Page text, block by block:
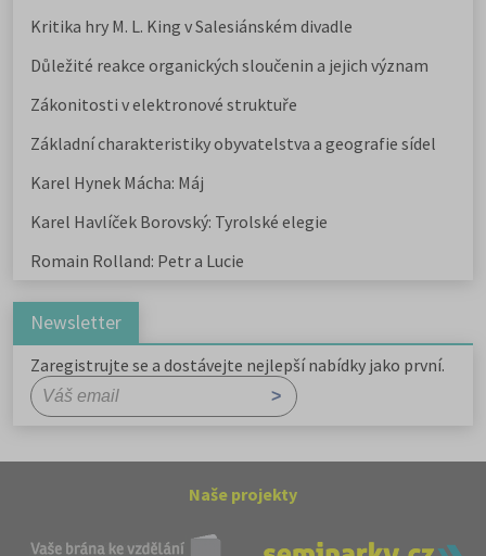
Kritika hry M. L. King v Salesiánském divadle
Důležité reakce organických sloučenin a jejich význam
Zákonitosti v elektronové struktuře
Základní charakteristiky obyvatelstva a geografie sídel
Karel Hynek Mácha: Máj
Karel Havlíček Borovský: Tyrolské elegie
Romain Rolland: Petr a Lucie
Newsletter
Zaregistrujte se a dostávejte nejlepší nabídky jako první.
Naše projekty